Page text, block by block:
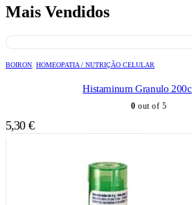
Mais Vendidos
BOIRON HOMEOPATIA / NUTRIÇÃO CELULAR
Histaminum Granulo
0 out of 5
5,30 €